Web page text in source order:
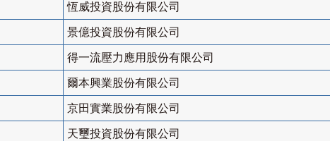
恆威投資股份有限公司
景億投資股份有限公司
得一流壓力應用股份有限公司
爾本興業股份有限公司
京田實業股份有限公司
天璽投資股份有限公司